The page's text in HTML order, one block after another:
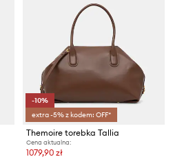
-10%
extra -5% z kodem: OFF*
Themoire torebka Tallia
Cena aktualna:
1079,90 zł